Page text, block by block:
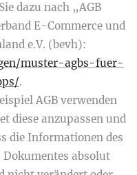
dazu nach „AGB
E-Commerce und
e.V. (bevh):
muster-agbs-fuer-
.
AGB verwenden
diese anzupassen und
die Informationen des
Dokumentes absolut